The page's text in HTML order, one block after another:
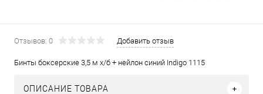
Отзывов: 0 Добавить отзыв
Бинты боксерские 3,5 м х/б + нейлон синий Indigo 1115
ОПИСАНИЕ ТОВАРА